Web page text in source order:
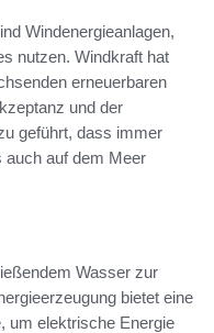
Windenergieanlagen,
nutzen. Windkraft hat
erneuerbaren
und der
geführt, dass immer
auch auf dem Meer
Wasser zur
bietet eine
um elektrische Energie